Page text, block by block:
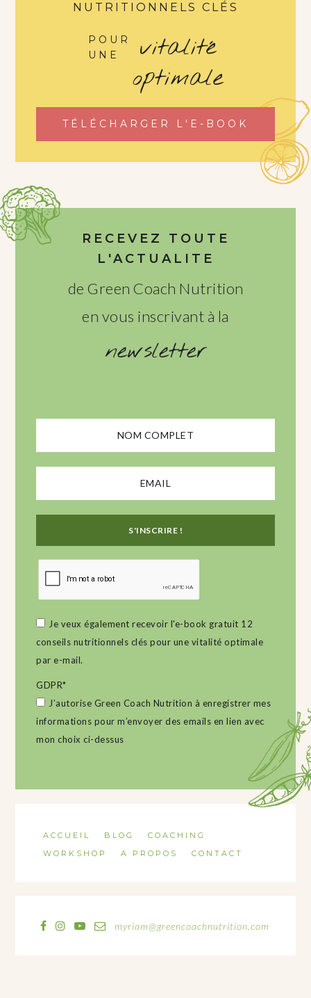
NUTRITIONNELS CLÉS
POUR
UNE
vitalité
optimale
TÉLÉCHARGER L'E-BOOK
RECEVEZ TOUTE
L'ACTUALITE
de Green Coach Nutrition
en vous inscrivant à la
newsletter
Je veux également recevoir l'e-book gratuit 12
conseils nutritionnels clés pour une vitalité optimale
par e-mail.
GDPR*
J’autorise Green Coach Nutrition à enregistrer mes
informations pour m’envoyer des emails en lien avec
mon choix ci-dessus
ACCUEIL BLOG
COACHING
WORKSHOP
A PROPOS CONTACT
myriam@greencoachnutrition.com